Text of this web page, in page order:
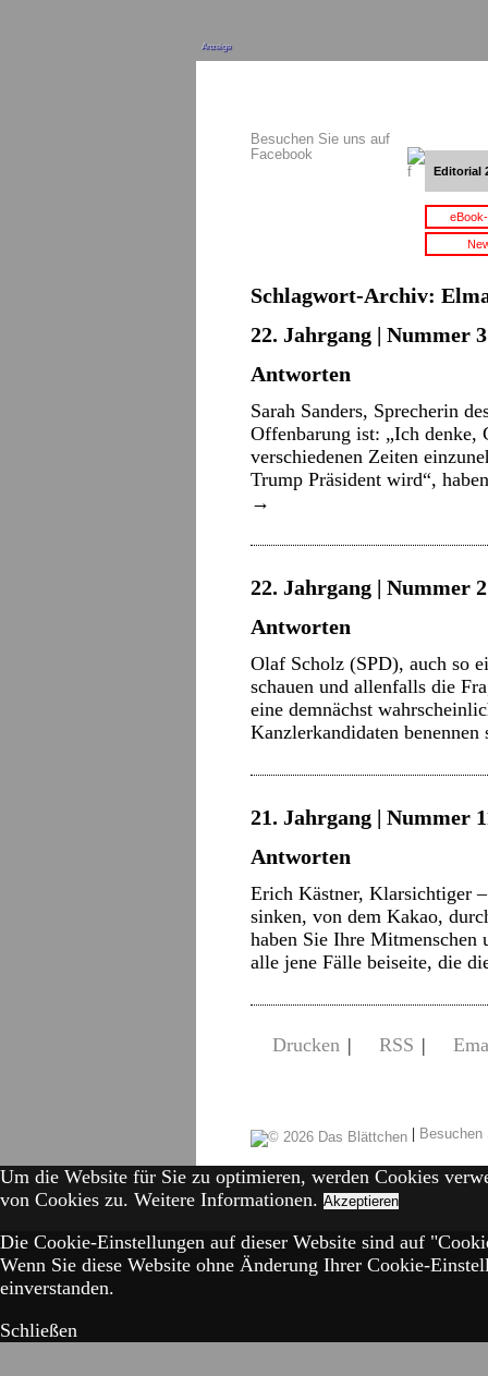
Anzeige
Besuchen Sie uns auf
Facebook
Editorial
Schlagwort-Archiv:
22. Jahrgang | Nummer
Antworten
Sarah Sanders, Sprecherin
Offenbarung ist: „Ich denke,
verschiedenen Zeiten
Trump Präsident wird“,
→
22. Jahrgang | Nummer
Antworten
Olaf Scholz (SPD), auch so
schauen und allenfalls die
eine demnächst
Kanzlerkandidaten
21. Jahrgang | Nummer
Antworten
Erich Kästner, Klarsichtiger
sinken, von dem Kakao,
haben Sie Ihre Mitmenschen
alle jene Fälle beiseite, die
Drucken | RSS |
|
Um die Website für Sie zu optimieren, werden Cookies
von Cookies zu. Weitere Informationen. Akzeptieren
Die Cookie-Einstellungen auf dieser Website sind auf
Wenn Sie diese Website ohne Änderung Ihrer Cookie-
einverstanden.
Schließen